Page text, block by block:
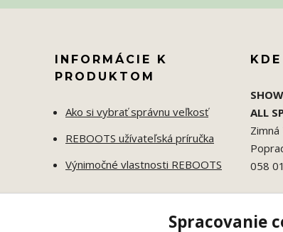
INFORMÁCIE K
PRODUKTOM
Ako si vybrať správnu veľkosť
REBOOTS užívateľská príručka
Výnimočné vlastnosti REBOOTS
ALL
Zimná
058 01
Spracovanie